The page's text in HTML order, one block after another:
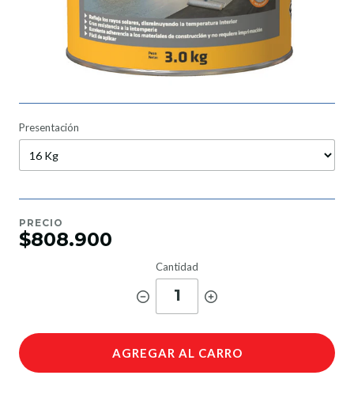
Presentación
PRECIO
$808.900
Cantidad
1
AGREGAR AL CARRO